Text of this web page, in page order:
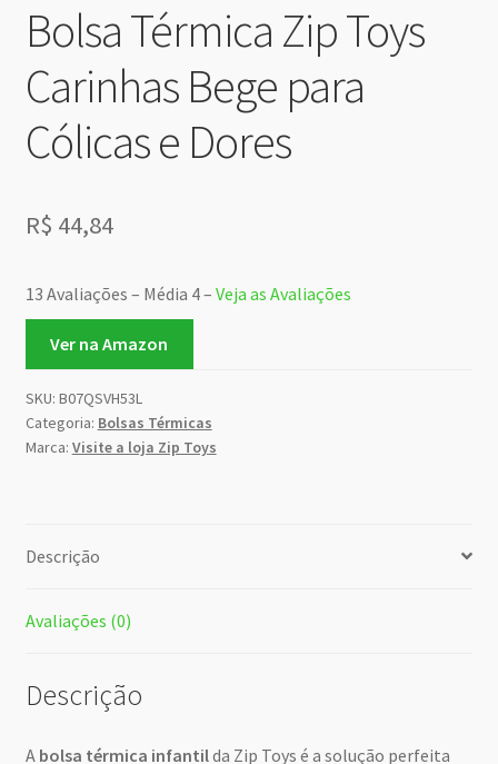
Bolsa Térmica Zip Toys
Carinhas Bege para
Cólicas e Dores
R$ 44,84
13 Avaliações – Média 4 – Veja as Avaliações
Ver na Amazon
SKU: B07QSVH53L
Categoria: Bolsas Térmicas
Marca: Visite a loja Zip Toys
Descrição
Avaliações (0)
Descrição
A bolsa térmica infantilda Zip Toys é a solução perfeita